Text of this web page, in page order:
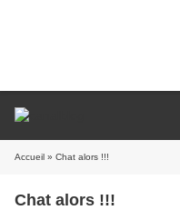
Accueil » Chat alors !!!
Chat alors !!!